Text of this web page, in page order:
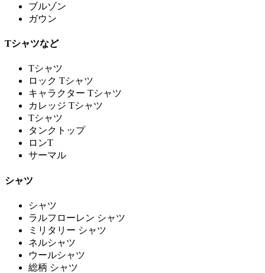
ブルゾン
ガウン
Tシャツなど
Tシャツ
ロック Tシャツ
キャラクター Tシャツ
カレッジ Tシャツ
Tシャツ
タンクトップ
ロンT
サーマル
シャツ
シャツ
ラルフローレン シャツ
ミリタリー シャツ
ネルシャツ
ウールシャツ
総柄 シャツ